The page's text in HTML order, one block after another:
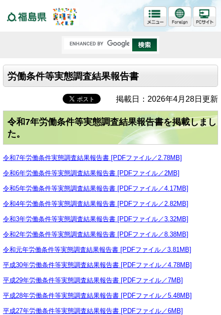
労働条件等実態調査結果報告書
掲載日：2026年4月28日更新
令和7年労働条件等実態調査結果報告書を掲載しまし
た。
令和7年労働条件実態調査結果報告書 [PDFファイル／2.78MB]
令和6年労働条件等実態調査結果報告書 [PDFファイル／2MB]
令和5年労働条件等実態調査結果報告書 [PDFファイル／4.17MB]
令和4年労働条件等実態調査結果報告書 [PDFファイル／2.82MB]
令和3年労働条件等実態調査結果報告書 [PDFファイル／3.32MB]
令和2年労働条件等実態調査結果報告書 [PDFファイル／8.38MB]
令和元年労働条件等実態調査結果報告書 [PDFファイル／3.81MB]
平成30年労働条件等実態調査結果報告書 [PDFファイル／4.78MB]
平成29年労働条件等実態調査結果報告書 [PDFファイル／7MB]
平成28年労働条件等実態調査結果報告書 [PDFファイル／5.48MB]
平成27年労働条件等実態調査結果報告書 [PDFファイル／6MB]